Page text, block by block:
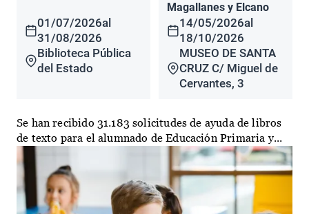
01/07/2026al
31/08/2026
Biblioteca Pública
del Estado
Magallanes y Elcano
14/05/2026al
18/10/2026
MUSEO DE SANTA
CRUZ C/ Miguel de
Cervantes, 3
Se han recibido 31.183 solicitudes de ayuda de libros
de texto para el alumnado de Educación Primaria y...